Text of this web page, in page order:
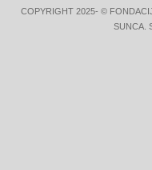
COPYRIGHT 2025- ©
SUNCA.